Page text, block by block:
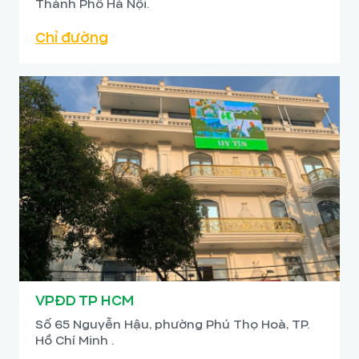
hợp với phong cách tối giản hiện đại.
Bàn ăn bằng gỗ tự nhiên được bố trí ở
trung tâm căn bếp, tạo sự kết nối liền
Thành Phố Hà Nội.
Chỉ đường
VPĐD TP HCM
Số 65 Nguyễn Hậu, phường Phú Thọ Hoà, TP.
Hồ Chí Minh .